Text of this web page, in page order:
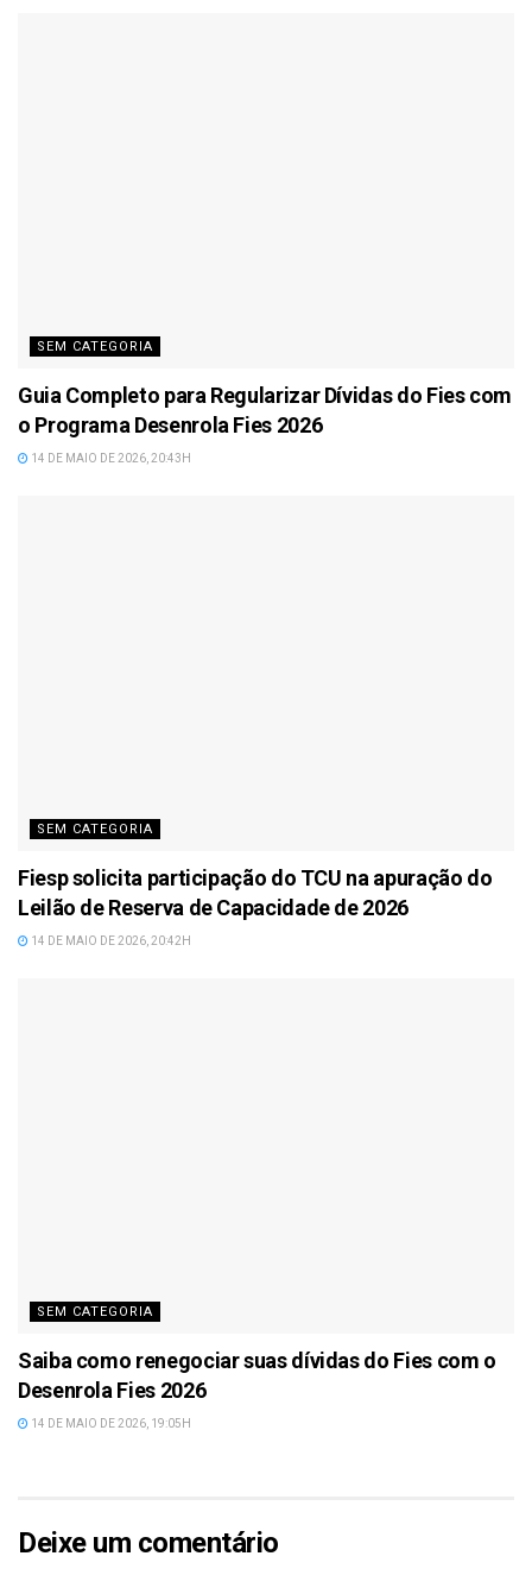
SEM CATEGORIA
Guia Completo para Regularizar Dívidas do Fies com
o Programa Desenrola Fies 2026
14 DE MAIO DE 2026, 20:43H
SEM CATEGORIA
Fiesp solicita participação do TCU na apuração do
Leilão de Reserva de Capacidade de 2026
14 DE MAIO DE 2026, 20:42H
SEM CATEGORIA
Saiba como renegociar suas dívidas do Fies com o
Desenrola Fies 2026
14 DE MAIO DE 2026, 19:05H
Deixe um comentário